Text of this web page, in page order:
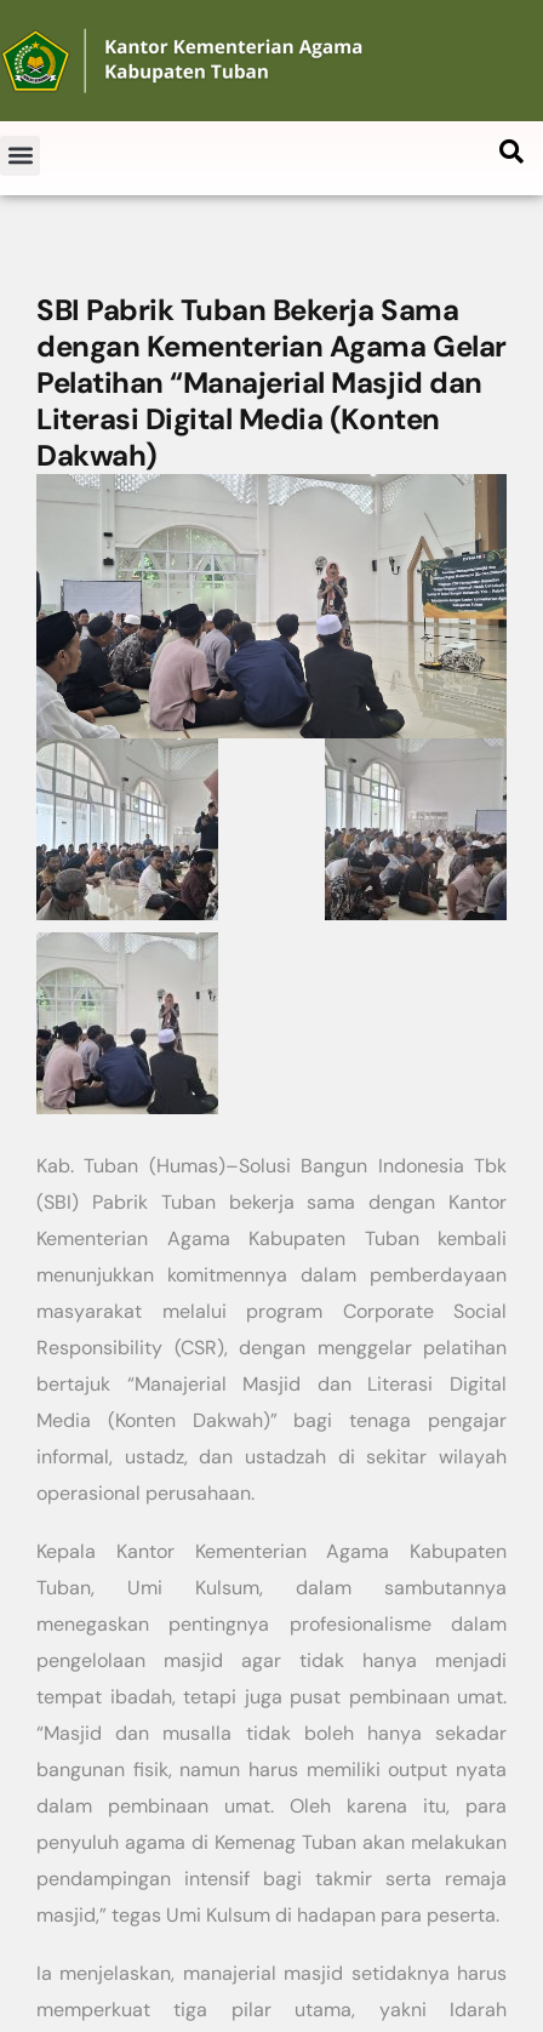
SBI Pabrik Tuban Bekerja Sama
dengan Kementerian Agama Gelar
Pelatihan “Manajerial Masjid dan
Literasi Digital Media (Konten
Dakwah)
Kab. Tuban (Humas)–Solusi Bangun Indonesia Tbk
(SBI) Pabrik Tuban bekerja sama dengan Kantor
Kementerian Agama Kabupaten Tuban kembali
menunjukkan komitmennya dalam pemberdayaan
masyarakat melalui program Corporate Social
Responsibility (CSR), dengan menggelar pelatihan
bertajuk “Manajerial Masjid dan Literasi Digital
Media (Konten Dakwah)” bagi tenaga pengajar
informal, ustadz, dan ustadzah di sekitar wilayah
operasional perusahaan.
Kepala Kantor Kementerian Agama Kabupaten
Tuban, Umi Kulsum, dalam sambutannya
menegaskan pentingnya profesionalisme dalam
pengelolaan masjid agar tidak hanya menjadi
tempat ibadah, tetapi juga pusat pembinaan umat.
“Masjid dan musalla tidak boleh hanya sekadar
bangunan fisik, namun harus memiliki output nyata
dalam pembinaan umat. Oleh karena itu, para
penyuluh agama di Kemenag Tuban akan melakukan
pendampingan intensif bagi takmir serta remaja
masjid,” tegas Umi Kulsum di hadapan para peserta.
Ia menjelaskan, manajerial masjid setidaknya harus
memperkuat tiga pilar utama, yakni Idarah